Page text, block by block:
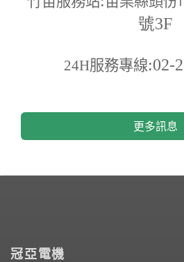
號3F
24H服務專線:02-
更多訊息
冠亞電機